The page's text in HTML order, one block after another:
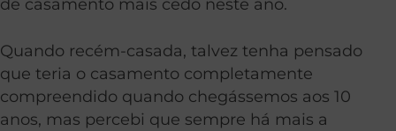
de casamento mais cedo neste ano.
Quando recém-casada, talvez tenha pensado
que teria o casamento completamente
compreendido quando chegássemos aos 10
anos, mas percebi que sempre há mais a